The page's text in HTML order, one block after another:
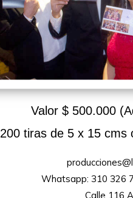
Valor $ 500.000
200 tiras de 5 x 15 cms
Whatsapp: 310 326
Calle 116